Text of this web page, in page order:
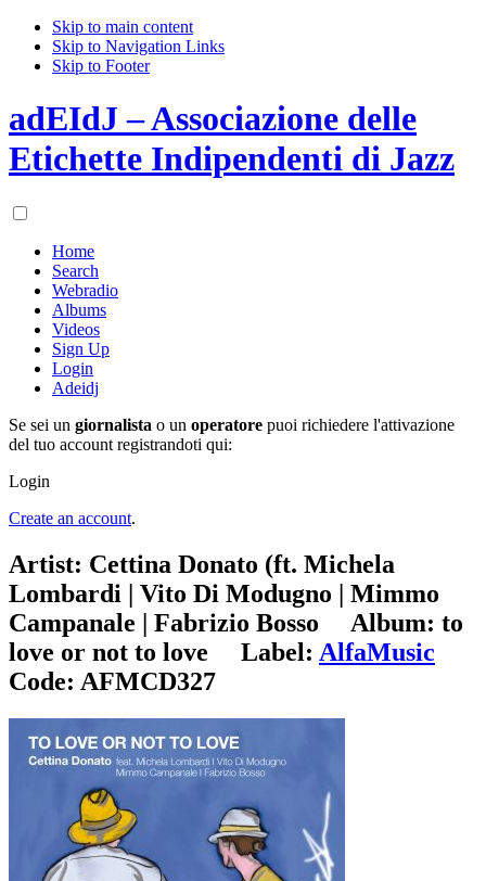
Skip to main content
Skip to Navigation Links
Skip to Footer
adEIdJ – Associazione delle
Etichette Indipendenti di Jazz
Home
Search
Webradio
Albums
Videos
Sign Up
Login
Adeidj
Se sei un giornalista o un operatore puoi richiedere l'attivazione
del tuo account registrandoti qui:
Login
Create an account.
Artist: Cettina Donato (ft. Michela
Lombardi | Vito Di Modugno | Mimmo
Campanale | Fabrizio Bosso Album: to
love or not to love Label: AlfaMusic
Code: AFMCD327